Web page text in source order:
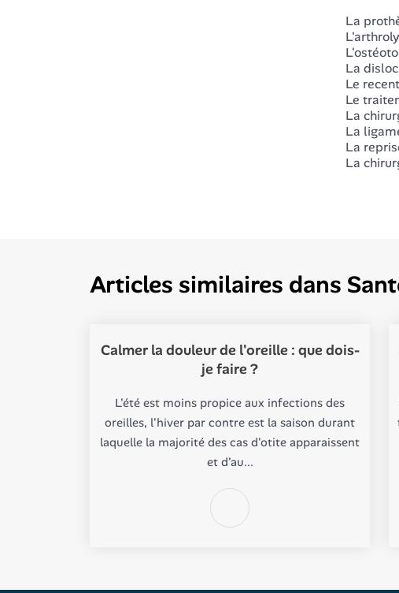
La
La
Le
Le
La
La
La
La
Articles similaires dans
Calmer la douleur de l'oreille : que dois-
je faire ?
L'été est moins propice aux infections des
oreilles, l'hiver par contre est la saison durant
laquelle la majorité des cas d'otite apparaissent
et d'au...